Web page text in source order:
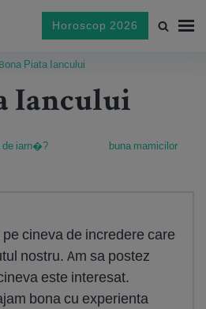
Horoscop 2026
Bona Piata Iancului
Iancului
iarn�? buna mamicilor
cineva de incredere care
nostru. Am sa postez
este interesat.
bona cu experienta